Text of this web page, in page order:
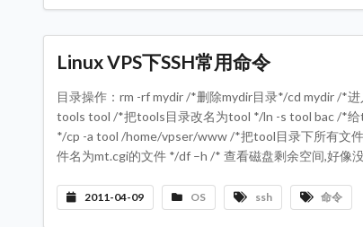
Linux VPS下SSH常用命令
目录操作：rm -rf mydir /*删除mydir目录*/cd mydir /*
tools tool /*把tools目录改名为tool */ln -s tool bac /*
*/cp -a tool /home/vpser/www /*把tool目录下所有文
件名为mt.cgi的文件 */df –h /* 查看磁盘剩余空间,好像
2011-04-09 OS ssh 命令